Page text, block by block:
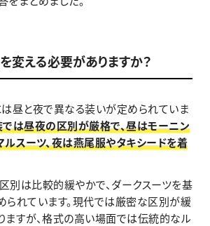
変える必要がありますか？
は昼と夜で異なる装いが定められていま
は昼夜の区別が厳格で、昼はモーニン
ルスーツ、夜は燕尾服やタキシードを着
別は比較的緩やかで、ダークスーツを基
られています。現代では厳密な区別が緩
ますが、格式の高い場面では伝統的なル